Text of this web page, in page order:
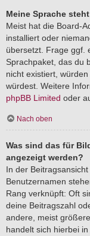
Meine Sprache
Meist hat die Board-
installiert oder
übersetzt. Frage ggf.
Sprachpaket, das du
nicht existiert,
würdest. Weitere
phpBB Limited oder
Nach oben
Was sind das für
angezeigt werden?
In der
Benutzernamen
Rang verknüpft: Oft
deine Beitragszahl
andere, meist
handelt sich hierbei